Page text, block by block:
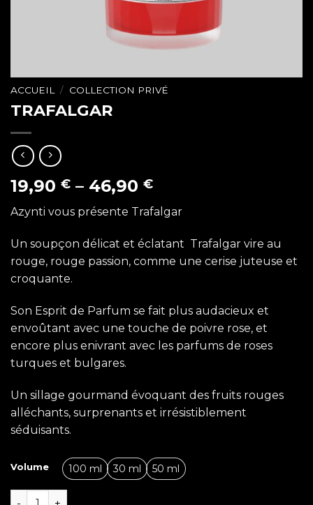
ACCUEIL / COLLECTION PRIVÉ
TRAFALGAR
19,90 € – 46,90 €
Azynti vous présente Trafalgar
Un soupçon délicat et éclatant Trafalgar vire au
rouge, rouge passion, comme une cerise juteuse et
croquante.
Son Esprit de Parfum se fait plus audacieux et
envoûtant avec une touche de poivre rose, et
encore plus enivrant avec les parfums de roses
turques et bulgares.
Un sillage gourmand évoquant des fruits rouges
alléchants, surprenants et irrésistiblement
séduisants.
Volume 100 ml 30 ml 50 ml
quantité de TRAFALGAR